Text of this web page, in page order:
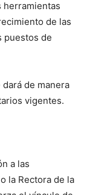
herramientas
de las
puestos de
de manera
vigentes.
a las
la Rectora de la